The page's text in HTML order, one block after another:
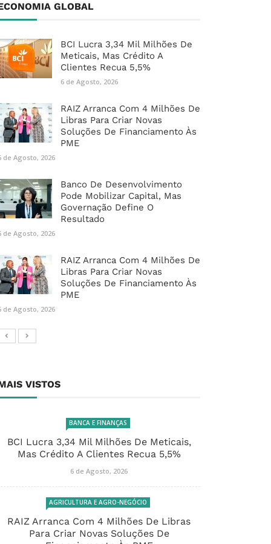
GLOBAL
BCI Lucra 3,34 Mil Milhões De
Meticais, Mas Crédito A
Clientes Recua 5,5%
6 de Agosto, 2026
RAIZ Arranca Com 4 Milhões De
Libras Para Criar Novas
Soluções De Financiamento Às
PME
de Agosto, 2026
Banco De Desenvolvimento
Pode Mobilizar Capital, Mas
Governação Define O
Resultado
de Agosto, 2026
RAIZ Arranca Com 4 Milhões De
Libras Para Criar Novas
Soluções De Financiamento Às
PME
de Agosto, 2026
VISTOS
BANCA E FINANÇAS
BCI Lucra 3,34 Mil Milhões De Meticais,
Mas Crédito A Clientes Recua 5,5%
6 de Agosto, 2026
AGRICULTURA E AGRO-NEGÓCIO
RAIZ Arranca Com 4 Milhões De Libras
Para Criar Novas Soluções De